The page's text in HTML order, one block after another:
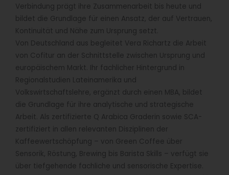
Verbindung prägt ihre Zusammenarbeit bis heute und
bildet die Grundlage für einen Ansatz, der auf Vertrauen,
Kontinuität und Nähe zum Ursprung setzt.
Von Deutschland aus begleitet Vera Richartz die Arbeit
von Cofitur an der Schnittstelle zwischen Ursprung und
europäischem Markt. Ihr fachlicher Hintergrund in
Regionalstudien Lateinamerika und
Volkswirtschaftslehre, ergänzt durch einen MBA, bildet
die Grundlage für ihre analytische und strategische
Arbeit. Als zertifizierte Q Arabica Graderin sowie SCA-
zertifiziert in allen relevanten Disziplinen der
Kaffeewertschöpfung – von Green Coffee über
Sensorik, Röstung, Brewing bis Barista Skills – verfügt sie
über tiefgehende fachliche und sensorische Expertise.